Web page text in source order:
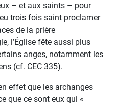
– et aux saints – pour
trois fois saint proclamer
de la prière
l’Église fête aussi plus
anges, notamment les
(cf. CEC 335).
effet que les archanges
que ce sont eux qui «